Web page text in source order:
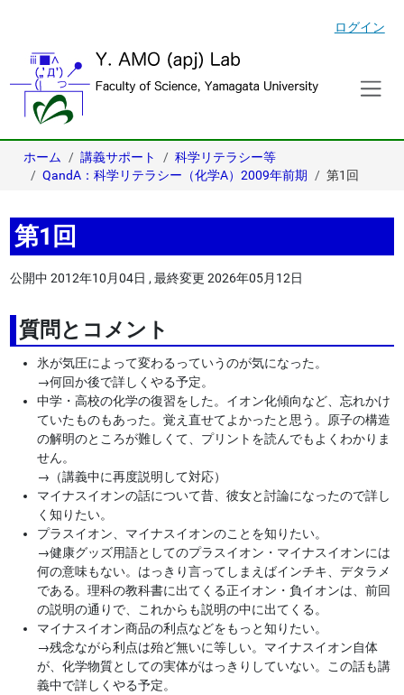
ログイン
ホーム 講義サポート
科学リテラシー等
QandA：科学リテラシー（化学A）2009年前期
第1回
第1回
公開中 2012年10月04日 ,最終変更 2026年05月12日
質問とコメント
氷が気圧によって変わるっていうのが気になった。
→何回か後で詳しくやる予定。
中学・高校の化学の復習をした。イオン化傾向など、忘れかけ
ていたものもあった。覚え直せてよかったと思う。原子の構造
の解明のところが難しくて、プリントを読んでもよくわかりま
せん。
→ （講義中に再度説明して対応）
マイナスイオンの話について昔、彼女と討論になったので詳し
く知りたい。
プラスイオン、マイナスイオンのことを知りたい。
→健康グッズ用語としてのプラスイオン・マイナスイオンには
何の意味もない。はっきり言ってしまえばインチキ、デタラメ
である。理科の教科書に出てくる正イオン・負イオンは、前回
の説明の通りで、これからも説明の中に出てくる。
マイナスイオン商品の利点などをもっと知りたい。
→残念ながら利点は殆ど無いに等しい。マイナスイオン自体
が、化学物質としての実体がはっきりしていない。この話も講
義中で詳しくやる予定。